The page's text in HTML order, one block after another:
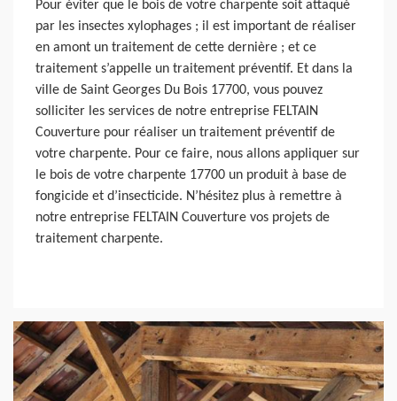
Pour éviter que le bois de votre charpente soit attaqué
par les insectes xylophages ; il est important de réaliser
en amont un traitement de cette dernière ; et ce
traitement s’appelle un traitement préventif. Et dans la
ville de Saint Georges Du Bois 17700, vous pouvez
solliciter les services de notre entreprise FELTAIN
Couverture pour réaliser un traitement préventif de
votre charpente. Pour ce faire, nous allons appliquer sur
le bois de votre charpente 17700 un produit à base de
fongicide et d’insecticide. N’hésitez plus à remettre à
notre entreprise FELTAIN Couverture vos projets de
traitement charpente.